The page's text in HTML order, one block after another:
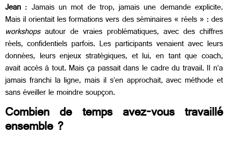
Jean : Jamais un mot de trop, jamais une demande explicite.
Mais il orientait les formations vers des séminaires « réels » : des
workshopsautour de vraies problématiques, avec des chiffres
réels, confidentiels parfois. Les participants venaient avec leurs
données, leurs enjeux stratégiques, et lui, en tant que coach,
avait accès à tout. Mais ça passait dans le cadre du travail. Il n’a
jamais franchi la ligne, mais il s’en approchait, avec méthode et
sans éveiller le moindre soupçon.
Combien de temps avez-vous travaillé
ensemble ?